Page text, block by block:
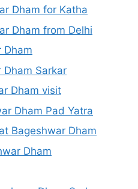
Dham for Katha
Dham from Delhi
Dham
Sarkar
Dham visit
Dham Pad Yatra
Bageshwar Dham
Dham